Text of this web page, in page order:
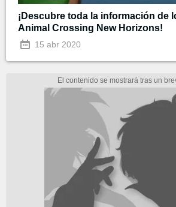
¡Descubre toda la información de
Animal Crossing New Horizons!
15 abr 2020